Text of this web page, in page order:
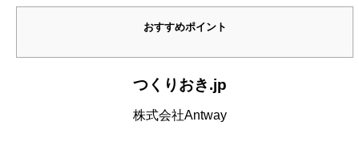
おすすめポイント
つくりおき.jp
株式会社Antway